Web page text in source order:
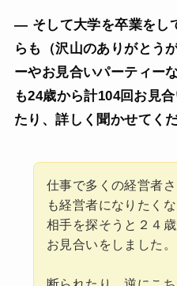
— そして大学を卒業をし
らも（沢山のありがとう
ーやお見合いパーティー
も24歳から計104回お見
たり、詳しく聞かせてくだ
仕事で多くの経営者
も経営者になりたく
相手を探そうと２４
お見合いをしました。